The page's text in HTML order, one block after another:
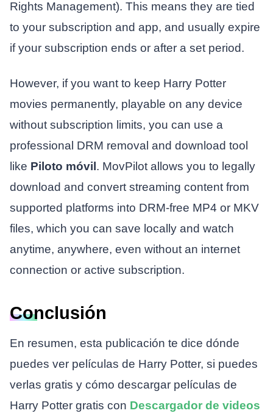
Rights Management). This means they are tied
to your subscription and app, and usually expire
if your subscription ends or after a set period.
However, if you want to keep Harry Potter
movies permanently, playable on any device
without subscription limits, you can use a
professional DRM removal and download tool
like Piloto móvil. MovPilot allows you to legally
download and convert streaming content from
supported platforms into DRM-free MP4 or MKV
files, which you can save locally and watch
anytime, anywhere, even without an internet
connection or active subscription.
Conclusión
En resumen, esta publicación te dice dónde
puedes ver películas de Harry Potter, si puedes
verlas gratis y cómo descargar películas de
Harry Potter gratis con Descargador de videos